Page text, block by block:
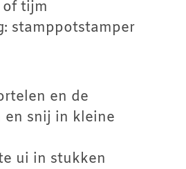
of tijm
stamppotstamper
en de
en snij in kleine
ui in stukken